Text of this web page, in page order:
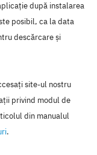
după instalarea
posibil, ca la data
descărcare şi
site-ul nostru
privind modul de
din manualul
.